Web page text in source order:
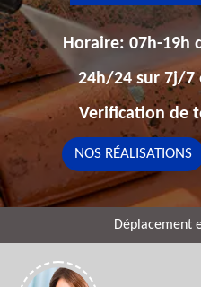
Horaire: 07h-19h
24h/24 sur 7j/7
Verification de
NOS RÉALISATIONS
Déplacement